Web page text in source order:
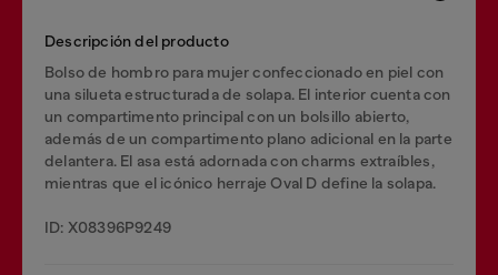
Descripción del producto
Bolso de hombro para mujer confeccionado en piel con
una silueta estructurada de solapa. El interior cuenta con
un compartimento principal con un bolsillo abierto,
además de un compartimento plano adicional en la parte
delantera. El asa está adornada con charms extraíbles,
mientras que el icónico herraje Oval D define la solapa.
ID: X08396P9249